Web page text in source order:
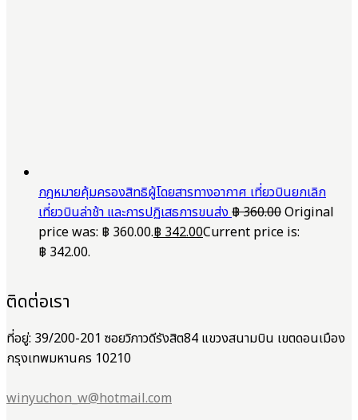
กฎหมายคุ้มครองสิทธิผู้โดยสารทางอากาศ เที่ยวบินยกเลิก
เที่ยวบินล่าช้า และการปฏิเสธการขนส่ง฿360.00Original
price was: ฿ 360.00.฿342.00Current price is:
฿ 342.00.
ติดต่อเรา
ที่อยู่: 39/200-201 ซอยวิภาวดีรังสิต84 แขวงสนามบิน เขตดอนเมือง
กรุงเทพมหานคร 10210
winyuchon_w@hotmail.com